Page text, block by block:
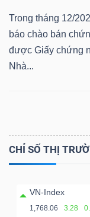
Trong tháng 12/
báo chào bán
được Giấy chứng
Nhà...
CHỈ SỐ THỊ
VN-Index
1,768.06 3.28
tác
giả
(-)
tích
(-)
Thuật